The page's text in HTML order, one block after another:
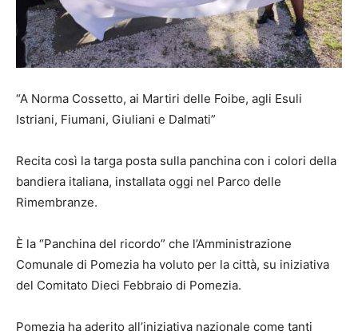
“A Norma Cossetto, ai Martiri delle Foibe, agli Esuli
Istriani, Fiumani, Giuliani e Dalmati”
Recita così la targa posta sulla panchina con i colori della
bandiera italiana, installata oggi nel Parco delle
Rimembranze.
È la “Panchina del ricordo” che l’Amministrazione
Comunale di Pomezia ha voluto per la città, su iniziativa
del Comitato Dieci Febbraio di Pomezia.
Pomezia ha aderito all’iniziativa nazionale come tanti